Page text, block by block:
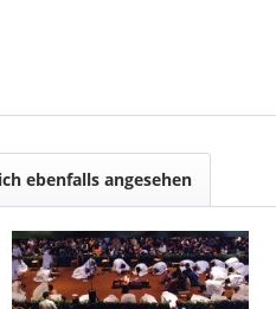
ebenfalls angesehen